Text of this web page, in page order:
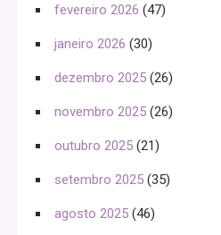
fevereiro 2026 (47)
janeiro 2026 (30)
dezembro 2025 (26)
novembro 2025 (26)
outubro 2025 (21)
setembro 2025 (35)
agosto 2025 (46)